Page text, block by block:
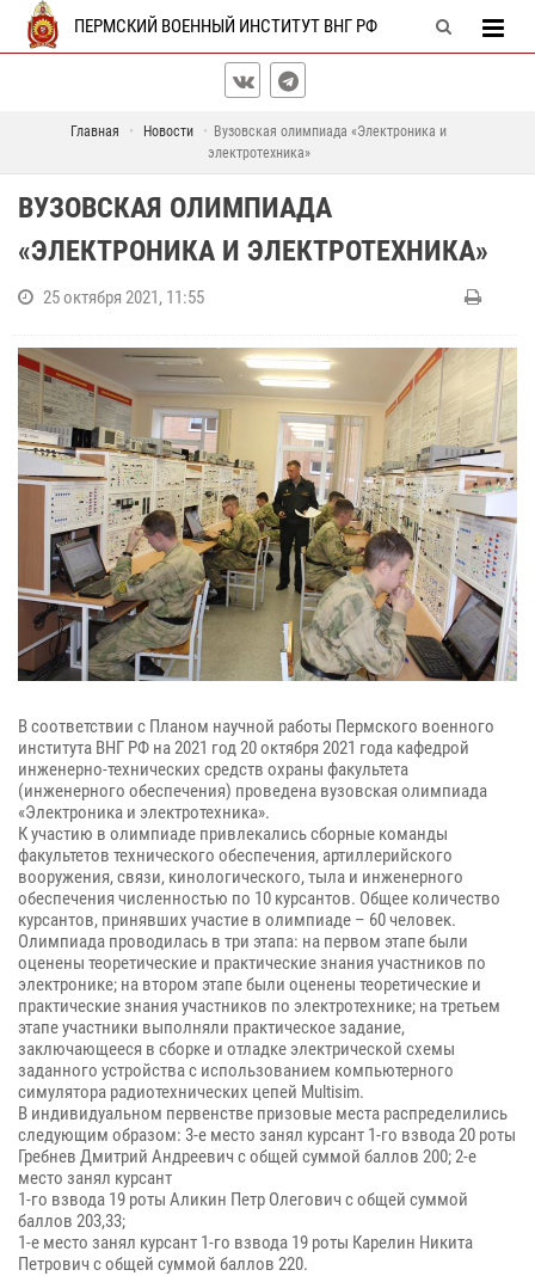
ПЕРМСКИЙ ВОЕННЫЙ ИНСТИТУТ ВНГ РФ
Главная Новости
Вузовская олимпиада «Электроника и
электротехника»
ВУЗОВСКАЯ ОЛИМПИАДА
«ЭЛЕКТРОНИКА И ЭЛЕКТРОТЕХНИКА»
25 октября 2021, 11:55
В соответствии с Планом научной работы Пермского военного
института ВНГ РФ на 2021 год 20 октября 2021 года кафедрой
инженерно-технических средств охраны факультета
(инженерного обеспечения) проведена вузовская олимпиада
«Электроника и электротехника».
К участию в олимпиаде привлекались сборные команды
факультетов технического обеспечения, артиллерийского
вооружения, связи, кинологического, тыла и инженерного
обеспечения численностью по 10 курсантов. Общее количество
курсантов, принявших участие в олимпиаде – 60 человек.
Олимпиада проводилась в три этапа: на первом этапе были
оценены теоретические и практические знания участников по
электронике; на втором этапе были оценены теоретические и
практические знания участников по электротехнике; на третьем
этапе участники выполняли практическое задание,
заключающееся в сборке и отладке электрической схемы
заданного устройства с использованием компьютерного
симулятора радиотехнических цепей Multisim.
В индивидуальном первенстве призовые места распределились
следующим образом: 3-е место занял курсант 1-го взвода 20 роты
Гребнев Дмитрий Андреевич с общей суммой баллов 200; 2-е
место занял курсант
1-го взвода 19 роты Аликин Петр Олегович с общей суммой
баллов 203,33;
1-е место занял курсант 1-го взвода 19 роты Карелин Никита
Петрович с общей суммой баллов 220.